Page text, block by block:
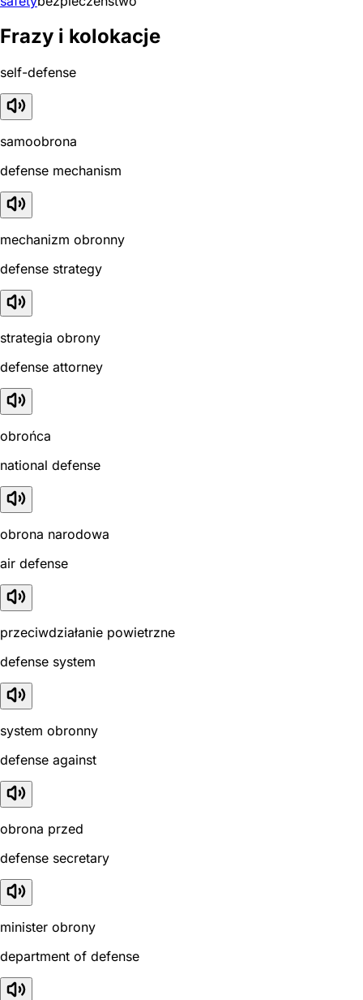
Frazy i kolokacje
self-defense
samoobrona
defense mechanism
mechanizm obronny
defense strategy
strategia obrony
defense attorney
obrońca
national defense
obrona narodowa
air defense
przeciwdziałanie powietrzne
defense system
system obronny
defense against
obrona przed
defense secretary
minister obrony
department of defense